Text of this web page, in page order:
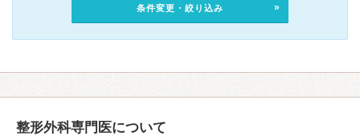
条件変更・絞り込み
整形外科専門医について